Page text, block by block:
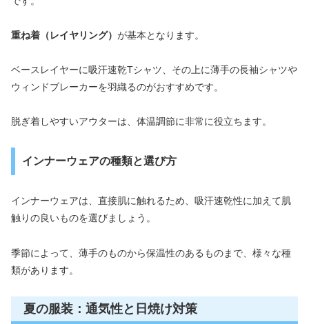
重ね着（レイヤリング） が基本となります。
ベースレイヤーに吸汗速乾Tシャツ、その上に薄手の長袖シャツや
ウィンドブレーカーを羽織るのがおすすめです。
脱ぎ着しやすいアウターは、体温調節に非常に役立ちます。
インナーウェアの種類と選び方
インナーウェアは、直接肌に触れるため、吸汗速乾性に加えて肌
触りの良いものを選びましょう。
季節によって、薄手のものから保温性のあるものまで、様々な種
類があります。
夏の服装：通気性と日焼け対策